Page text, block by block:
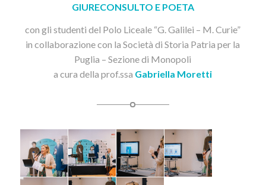
GIURECONSULTO E POETA
con gli studenti del Polo Liceale “G. Galilei – M. Curie”
in collaborazione con la Società di Storia Patria per la
Puglia – Sezione di Monopoli
a cura della prof.ssa Gabriella Moretti